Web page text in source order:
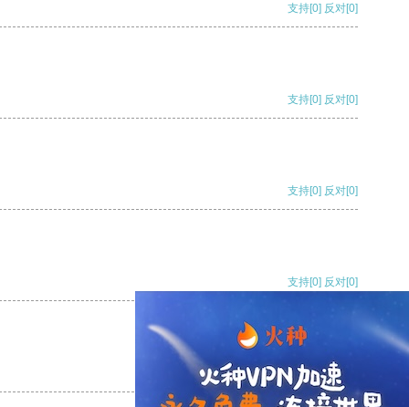
支持[0] 反对[0]
支持[0] 反对[0]
支持[0] 反对[0]
支持[0] 反对[0]
支持[0] 反对